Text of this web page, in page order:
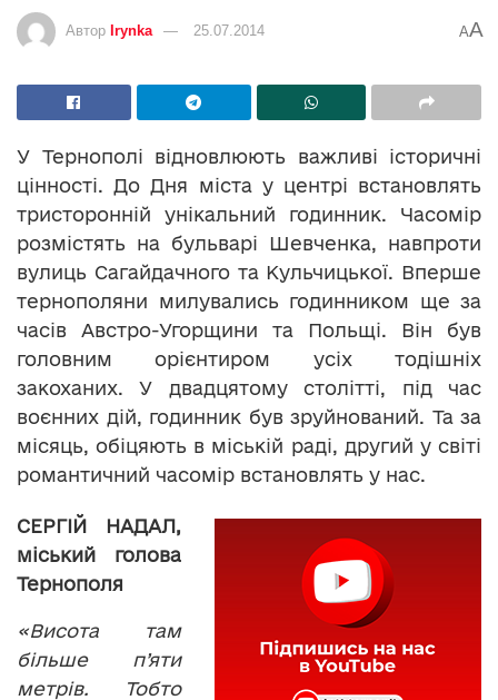
Автор Irynka 25.07.2014 AA
У Тернополі відновлюють важливі історичні
цінності. До Дня міста у центрі встановлять
тристоронній унікальний годинник. Часомір
розмістять на бульварі Шевченка, навпроти
вулиць Сагайдачного та Кульчицької. Вперше
тернополяни милувались годинником ще за
часів Австро-Угорщини та Польщі. Він був
головним орієнтиром усіх тодішніх
закоханих. У двадцятому столітті, під час
воєнних дій, годинник був зруйнований. Та за
місяць, обіцяють в міській раді, другий у світі
романтичний часомір встановлять у нас.
СЕРГІЙ НАДАЛ,
міський голова
Тернополя
«Висота там
більше п’яти
метрів. Тобто